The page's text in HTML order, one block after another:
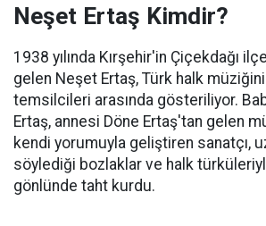
Neşet Ertaş Kimdir?
1938 yılında Kırşehir'in Çiçekdağı
gelen Neşet Ertaş, Türk halk
temsilcileri arasında gösteriliyor.
Ertaş, annesi Döne Ertaş'tan gelen
kendi yorumuyla geliştiren sanatçı,
söylediği bozlaklar ve halk
gönlünde taht kurdu.